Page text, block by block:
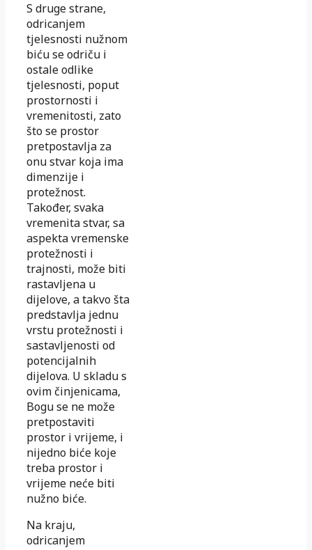
S druge strane,
odricanjem
tjelesnosti nužnom
biću se odriču i
ostale odlike
tjelesnosti, poput
prostornosti i
vremenitosti, zato
što se prostor
pretpostavlja za
onu stvar koja ima
dimenzije i
protežnost.
Također, svaka
vremenita stvar, sa
aspekta vremenske
protežnosti i
trajnosti, može biti
rastavljena u
dijelove, a takvo šta
predstavlja jednu
vrstu protežnosti i
sastavljenosti od
potencijalnih
dijelova. U skladu s
ovim činjenicama,
Bogu se ne može
pretpostaviti
prostor i vrijeme, i
nijedno biće koje
treba prostor i
vrijeme neće biti
nužno biće.
Na kraju,
odricanjem